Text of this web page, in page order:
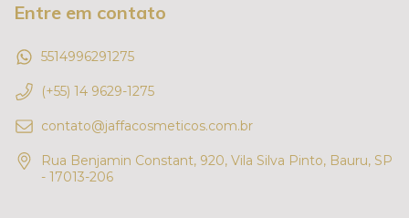
Entre em contato
5514996291275
(+55) 14 9629-1275
contato@jaffacosmeticos.com.br
Rua Benjamin Constant, 920, Vila Silva Pinto, Bauru, SP
- 17013-206